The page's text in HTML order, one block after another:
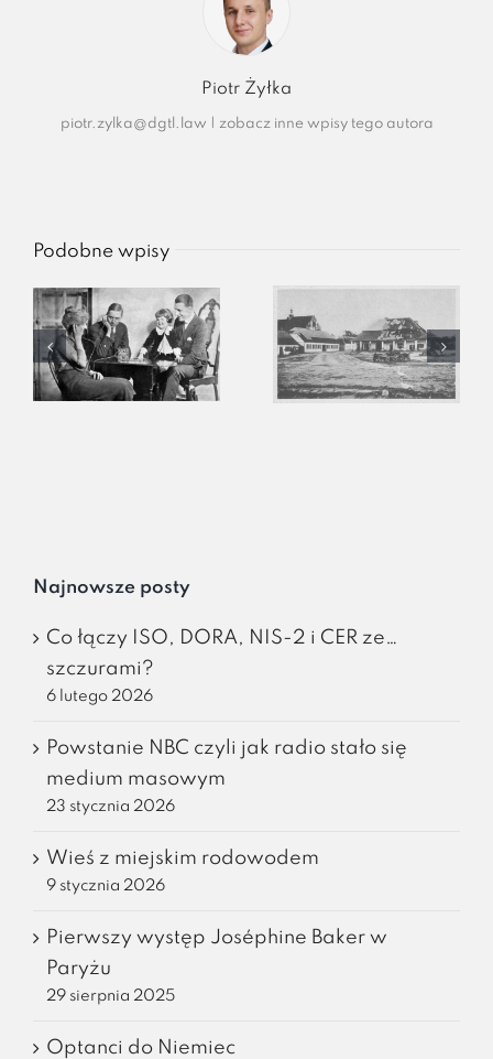
Piotr Żyłka
piotr.zylka@dgtl.law zobacz inne wpisy tego autora
Podobne wpisy
Najnowsze posty
Co łączy ISO, DORA, NIS-2 i CER ze…
szczurami?
6 lutego 2026
Powstanie NBC czyli jak radio stało się
medium masowym
23 stycznia 2026
Wieś z miejskim rodowodem
9 stycznia 2026
Pierwszy występ Joséphine Baker w
Paryżu
29 sierpnia 2025
Optanci do Niemiec